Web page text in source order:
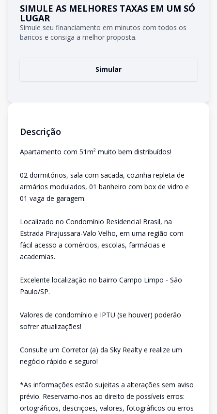
SIMULE AS MELHORES TAXAS EM UM SÓ
LUGAR
Simule seu financiamento em minutos com todos os
bancos e consiga a melhor proposta.
Simular
Descrição
Apartamento com 51m² muito bem distribuídos!
02 dormitórios, sala com sacada, cozinha repleta de
armários modulados, 01 banheiro com box de vidro e
01 vaga de garagem.
Localizado no Condomínio Residencial Brasil, na
Estrada Pirajussara-Valo Velho, em uma região com
fácil acesso a comércios, escolas, farmácias e
academias.
Excelente localização no bairro Campo Limpo - São
Paulo/SP.
Valores de condomínio e IPTU (se houver) poderão
sofrer atualizações!
Consulte um Corretor (a) da Sky Realty e realize um
negócio rápido e seguro!
*As informações estão sujeitas a alterações sem aviso
prévio. Reservamo-nos ao direito de possíveis erros:
ortográficos, descrições, valores, fotográficos ou erros